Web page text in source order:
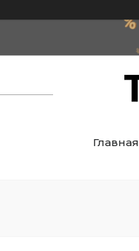
Главная